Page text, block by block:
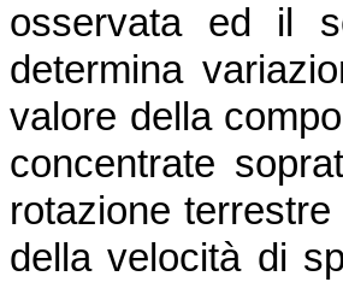
osservata ed il
determina
valore della
concentrate
rotazione
della velocità di